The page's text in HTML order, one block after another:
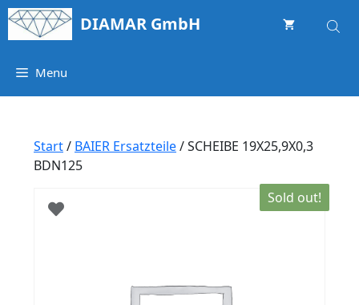
Springe
zum
DIAMAR GmbH
Menu
Start/ BAIER Ersatzteile/ SCHEIBE 19X25,9X0,3
BDN125
Sold out!